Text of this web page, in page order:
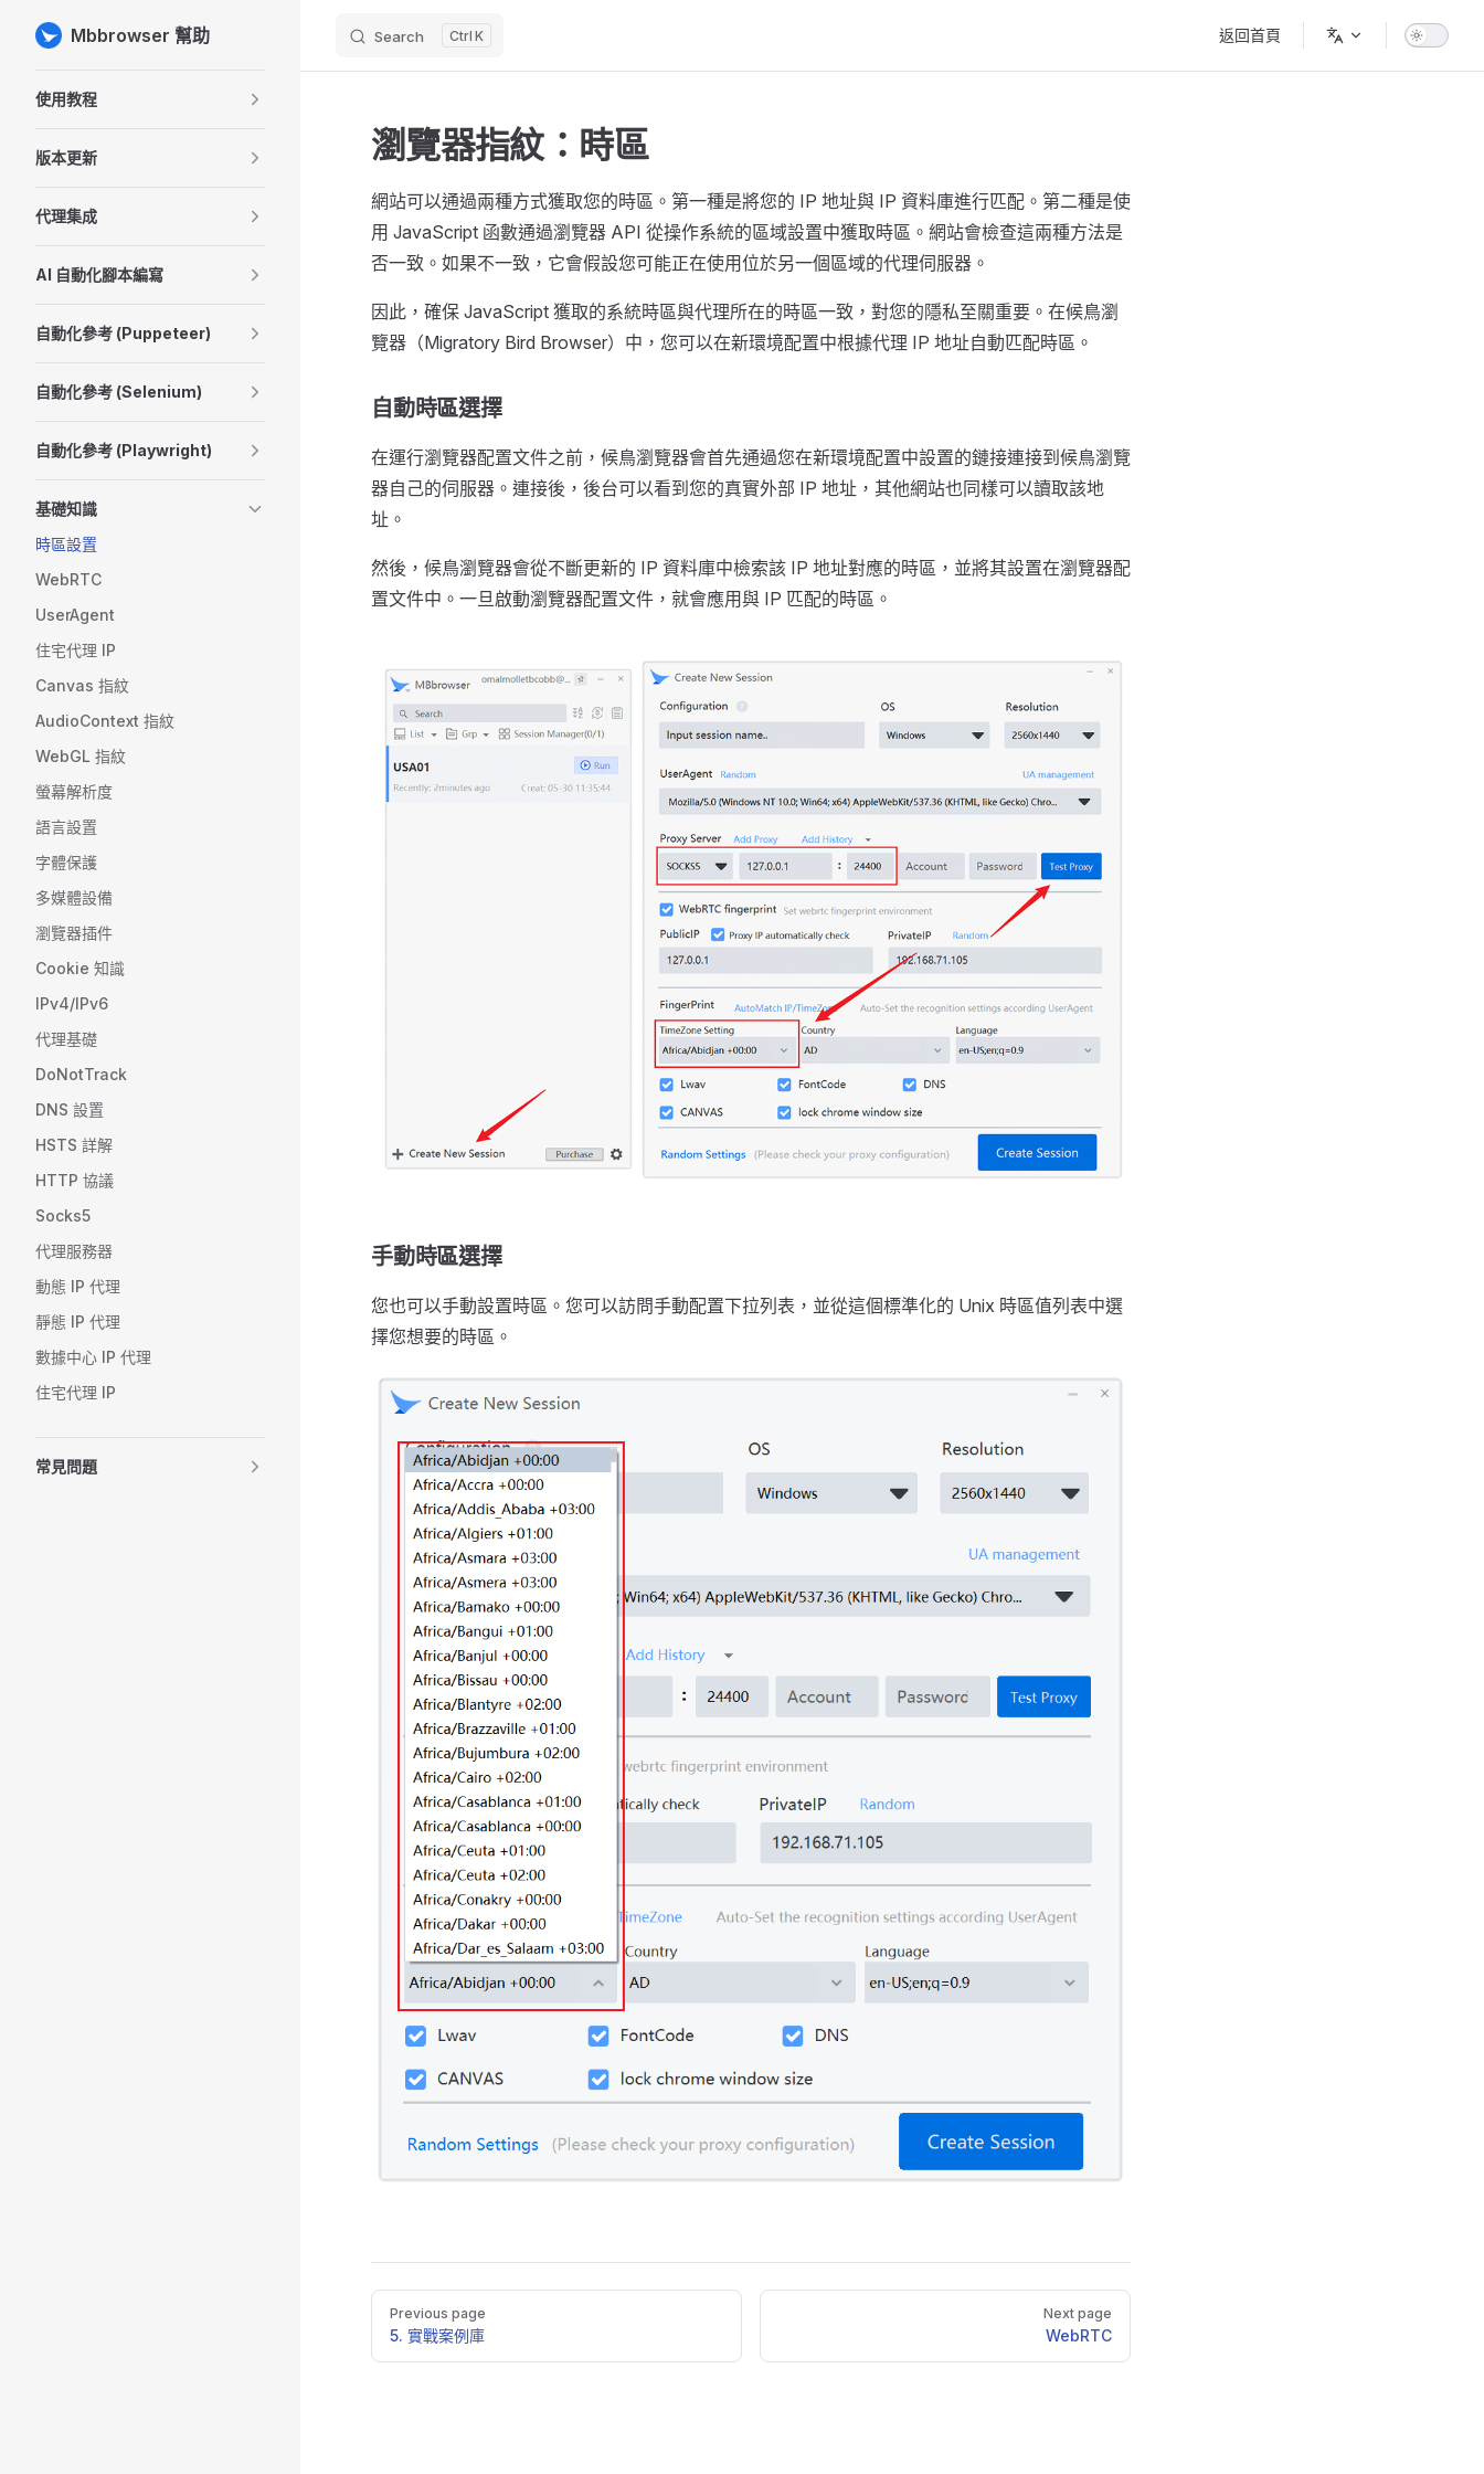
Skip to content
Mbbrowser 幫助 Search K 返回首頁
使用教程
版本更新
代理集成
AI 自動化腳本編寫
自動化參考 (Puppeteer)
自動化參考 (Selenium)
自動化參考 (Playwright)
基礎知識
時區設置
WebRTC
UserAgent
住宅代理 IP
Canvas 指紋
AudioContext 指紋
WebGL 指紋
螢幕解析度
語言設置
字體保護
多媒體設備
瀏覽器插件
Cookie 知識
IPv4/IPv6
代理基礎
DoNotTrack
DNS 設置
HSTS 詳解
HTTP 協議
Socks5
代理服務器
動態 IP 代理
靜態 IP 代理
數據中心 IP 代理
住宅代理 IP
常見問題
瀏覽器指紋：時區
網站可以通過兩種方式獲取您的時區。第一種是將您的 IP 地址與 IP 資料庫進行匹配。第二種是使
用 JavaScript 函數通過瀏覽器 API 從操作系統的區域設置中獲取時區。網站會檢查這兩種方法是
否一致。如果不一致，它會假設您可能正在使用位於另一個區域的代理伺服器。
因此，確保 JavaScript 獲取的系統時區與代理所在的時區一致，對您的隱私至關重要。在候鳥瀏
覽器（Migratory Bird Browser）中，您可以在新環境配置中根據代理 IP 地址自動匹配時區。
自動時區選擇
在運行瀏覽器配置文件之前，候鳥瀏覽器會首先通過您在新環境配置中設置的鏈接連接到候鳥瀏覽
器自己的伺服器。連接後，後台可以看到您的真實外部 IP 地址，其他網站也同樣可以讀取該地
址。
然後，候鳥瀏覽器會從不斷更新的 IP 資料庫中檢索該 IP 地址對應的時區，並將其設置在瀏覽器配
置文件中。一旦啟動瀏覽器配置文件，就會應用與 IP 匹配的時區。
手動時區選擇
您也可以手動設置時區。您可以訪問手動配置下拉列表，並從這個標準化的 Unix 時區值列表中選
擇您想要的時區。
Pager
Previous page
5. 實戰案例庫
Next page
WebRTC